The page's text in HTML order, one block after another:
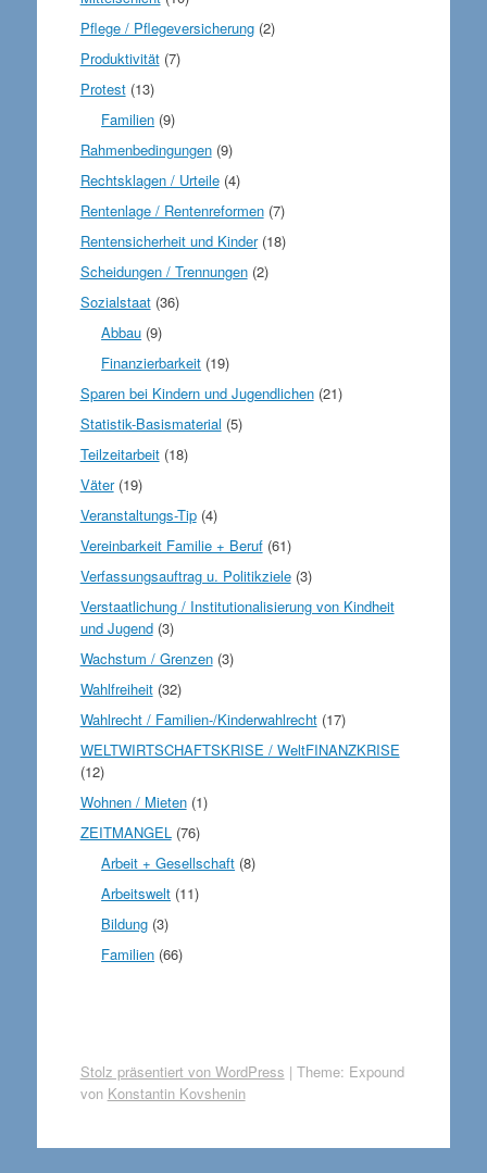
Pflege / Pflegeversicherung(2)
Produktivität(7)
Protest(13)
Familien (9)
Rahmenbedingungen(9)
Rechtsklagen / Urteile(4)
Rentenlage / Rentenreformen(7)
Rentensicherheit und Kinder(18)
Scheidungen / Trennungen(2)
Sozialstaat(36)
Abbau (9)
Finanzierbarkeit (19)
Sparen bei Kindern und Jugendlichen(21)
Statistik-Basismaterial (5)
Teilzeitarbeit(18)
Väter(19)
Veranstaltungs-Tip(4)
Vereinbarkeit Familie + Beruf(61)
Verfassungsauftrag u. Politikziele(3)
Verstaatlichung / Institutionalisierung von Kindheit
und Jugend(3)
Wachstum / Grenzen(3)
Wahlfreiheit(32)
Wahlrecht / Familien-/Kinderwahlrecht(17)
WELTWIRTSCHAFTSKRISE / WeltFINANZKRISE
(12)
Wohnen / Mieten(1)
ZEITMANGEL (76)
Arbeit + Gesellschaft (8)
Arbeitswelt (11)
Bildung (3)
Familien (66)
Stolz präsentiert von WordPress | Theme: Expound
von Konstantin Kovshenin